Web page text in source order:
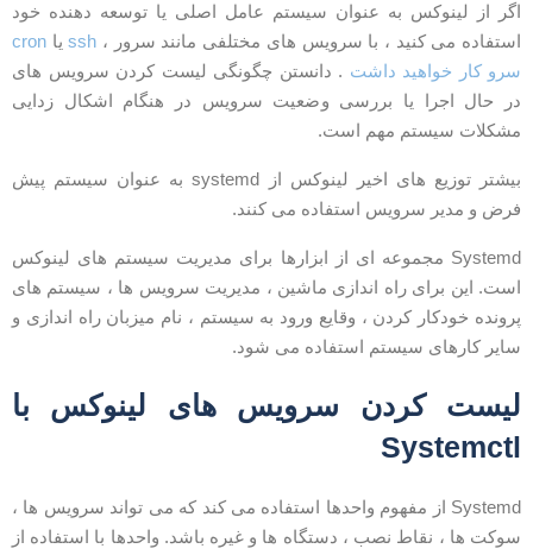
از لینوکس به عنوان سیستم عامل اصلی یا توسعه دهنده خود
می کنید ، با سرویس های مختلفی مانند سرور ، ssh یاcron
کار خواهید داشت. دانستن چگونگی لیست کردن سرویس های
حال اجرا یا بررسی وضعیت سرویس در هنگام اشکال زدایی
سیستم مهم است.
بیشتر توزیع های اخیر لینوکس از systemd به عنوان سیستم پیش
و مدیر سرویس استفاده می کنند.
Systemd مجموعه ای از ابزارها برای مدیریت سیستم های لینوکس
این برای راه اندازی ماشین ، مدیریت سرویس ها ، سیستم های
خودکار کردن ، وقایع ورود به سیستم ، نام میزبان راه اندازی و
کارهای سیستم استفاده می شود.
کردن سرویس های لینوکس با
Systemd از مفهوم واحدها استفاده می کند که می تواند سرویس ها ،
ها ، نقاط نصب ، دستگاه ها و غیره باشد. واحدها با استفاده از